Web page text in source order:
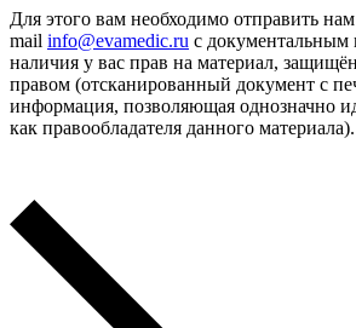
Для этого вам необходимо отправить
mail info@evamedic.ru с документальным
наличия у вас прав на материал,
правом (отсканированный документ с
информация, позволяющая однозначно
как правообладателя данного материала).